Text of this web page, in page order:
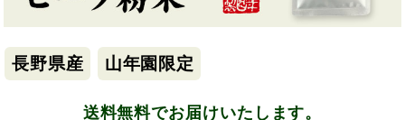
長野県産 山年園限定
送料無料でお届けいたします。